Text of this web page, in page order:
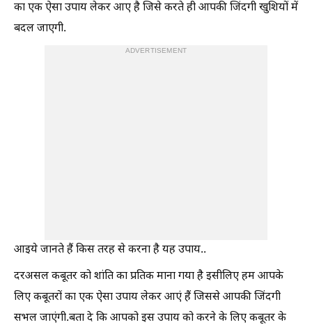
का एक ऐसा उपाय लेकर आए है जिसे करते ही आपकी जिंदगी खुशियों में
बदल जाएगी.
ADVERTISEMENT
आइये जानते हैं किस तरह से करना है यह उपाय..
दरअसल कबूतर को शांति का प्रतिक माना गया है इसीलिए हम आपके
लिए कबूतरों का एक ऐसा उपाय लेकर आएं हैं जिससे आपकी जिंदगी
सभल जाएंगी.बता दे कि आपको इस उपाय को करने के लिए कबूतर के